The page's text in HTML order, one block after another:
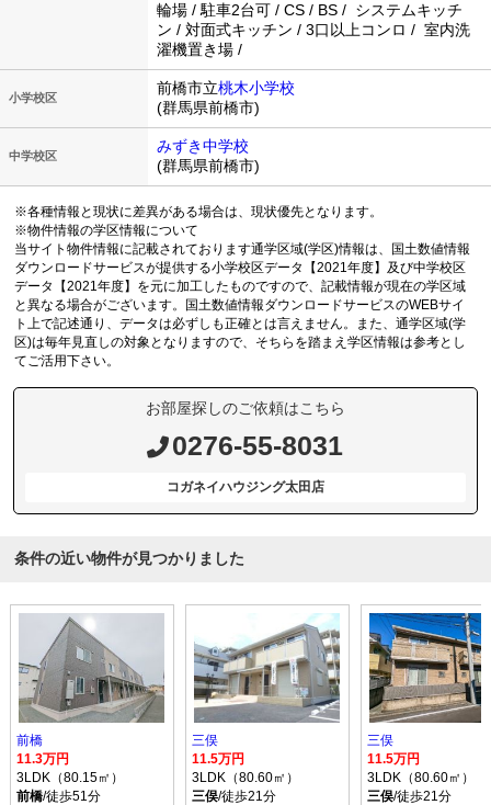
輪場 / 駐車2台可 / CS / BS / システムキッチ
ン / 対面式キッチン / 3口以上コンロ / 室内洗
濯機置き場 /
小学校区
前橋市立桃木小学校
(群馬県前橋市)
中学校区
みずき中学校
(群馬県前橋市)
※各種情報と現状に差異がある場合は、現状優先となります。
※物件情報の学区情報について
当サイト物件情報に記載されております通学区域(学区)情報は、国土数値情報
ダウンロードサービスが提供する小学校区データ【2021年度】及び中学校区
データ【2021年度】を元に加工したものですので、記載情報が現在の学区域
と異なる場合がございます。国土数値情報ダウンロードサービスのWEBサイ
ト上で記述通り、データは必ずしも正確とは言えません。また、通学区域(学
区)は毎年見直しの対象となりますので、そちらを踏まえ学区情報は参考とし
てご活用下さい。
お部屋探しのご依頼はこちら
0276-55-8031
コガネイハウジング太田店
条件の近い物件が見つかりました
前橋
11.3万円
3LDK（80.15㎡）
前橋/徒歩51分
三俣
11.5万円
3LDK（80.60㎡）
三俣/徒歩21分
三俣
11.5万円
3LDK（80.60㎡）
三俣/徒歩21分